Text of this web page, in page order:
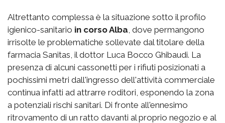
Altrettanto complessa è la situazione sotto il profilo
igienico-sanitario in corso Alba , dove permangono
irrisolte le problematiche sollevate dal titolare della
farmacia Sanitas, il dottor Luca Bocco Ghibaudi. La
presenza di alcuni cassonetti per i rifiuti posizionati a
pochissimi metri dall'ingresso dell'attività commerciale
continua infatti ad attrarre roditori, esponendo la zona
a potenziali rischi sanitari. Di fronte all'ennesimo
ritrovamento di un ratto davanti al proprio negozio e al